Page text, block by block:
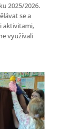
2025/2026.
se a
aktivitami,
využívali